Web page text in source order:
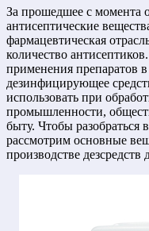
За прошедшее с момента
антисептические
фармацевтическая
количество
применения препаратов
дезинфицирующее
использовать при
промышленности,
быту. Чтобы разобраться
рассмотрим основные
производстве дезсредств